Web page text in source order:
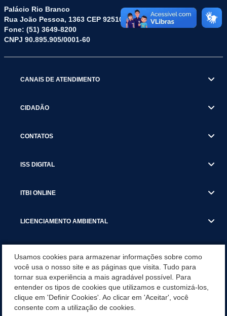
Palácio Rio Branco
Rua João Pessoa, 1363 CEP 92510-045
Fone: (51) 3649-8200
CNPJ 90.895.905/0001-60
CANAIS DE ATENDIMENTO
CIDADÃO
CONTATOS
ISS DIGITAL
ITBI ONLINE
LICENCIAMENTO AMBIENTAL
SERVIÇOS
SERVIÇOS DO DEPARTAMENTO DE RECEITA MUNICIPAL
Usamos cookies para armazenar informações sobre como
você usa o nosso site e as páginas que visita. Tudo para
tornar sua experiência a mais agradável possível. Para
entender os tipos de cookies que utilizamos e customizá-los,
clique em 'Definir Cookies'. Ao clicar em 'Aceitar', você
consente com a utilização de cookies.